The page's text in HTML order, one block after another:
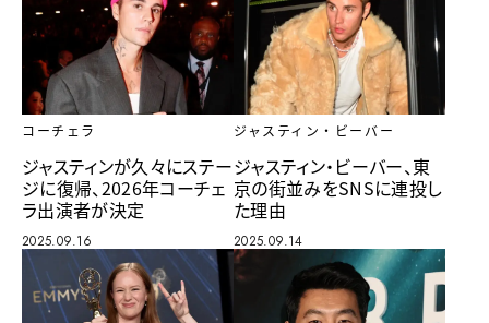
コーチェラ
ジャスティンが久々にステー
ジに復帰、2026年コーチェ
ラ出演者が決定
2025.09.16
ジャスティン・ビーバー
ジャスティン・ビーバー、東
京の街並みをSNSに連投し
た理由
2025.09.14